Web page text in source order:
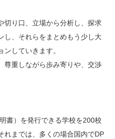
切り口、立場から分析し、探求
し、それらをまとめもう少し大
していきます。
尊重しながら歩み寄りや、交渉
書）を発行できる学校を200校
れまでは、多くの場合国内でDP